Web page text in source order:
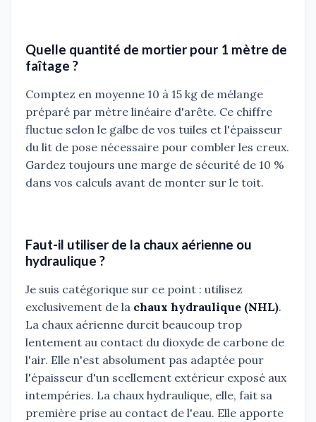
Quelle quantité de mortier pour 1 mètre de
faîtage ?
Comptez en moyenne 10 à 15 kg de mélange
préparé par mètre linéaire d'arête. Ce chiffre
fluctue selon le galbe de vos tuiles et l'épaisseur
du lit de pose nécessaire pour combler les creux.
Gardez toujours une marge de sécurité de 10 %
dans vos calculs avant de monter sur le toit.
Faut-il utiliser de la chaux aérienne ou
hydraulique ?
Je suis catégorique sur ce point : utilisez
exclusivement de la chaux hydraulique (NHL).
La chaux aérienne durcit beaucoup trop
lentement au contact du dioxyde de carbone de
l'air. Elle n'est absolument pas adaptée pour
l'épaisseur d'un scellement extérieur exposé aux
intempéries. La chaux hydraulique, elle, fait sa
première prise au contact de l'eau. Elle apporte